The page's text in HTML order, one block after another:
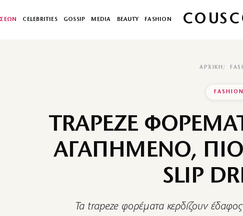
CELEBRITIES GOSSIP MEDIA BEAUTY FASHION
ΑΡΧΙΚΉ
FASHION
TRAPEZE
ΑΓΑΠΗΜΕΝΟ,
SLIP
Τα trapeze φορέματα κερδίζουν